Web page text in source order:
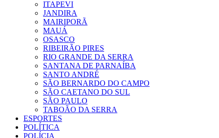
ITAPEVI
JANDIRA
MAIRIPORÃ
MAUÁ
OSASCO
RIBEIRÃO PIRES
RIO GRANDE DA SERRA
SANTANA DE PARNAÍBA
SANTO ANDRÉ
SÃO BERNARDO DO CAMPO
SÃO CAETANO DO SUL
SÃO PAULO
TABOÃO DA SERRA
ESPORTES
POLÍTICA
POLÍCIA